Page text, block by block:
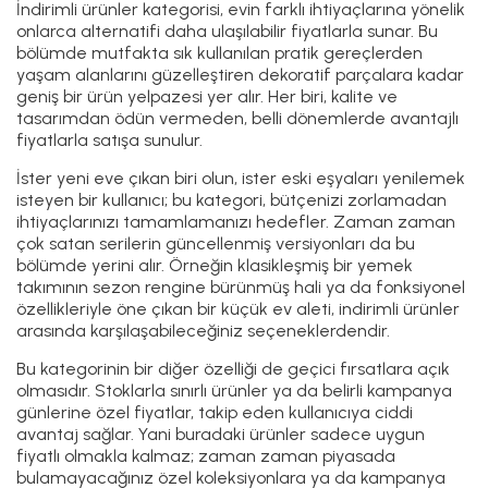
İndirimli ürünler kategorisi, evin farklı ihtiyaçlarına yönelik
onlarca alternatifi daha ulaşılabilir fiyatlarla sunar. Bu
bölümde mutfakta sık kullanılan pratik gereçlerden
yaşam alanlarını güzelleştiren dekoratif parçalara kadar
geniş bir ürün yelpazesi yer alır. Her biri, kalite ve
tasarımdan ödün vermeden, belli dönemlerde avantajlı
fiyatlarla satışa sunulur.
İster yeni eve çıkan biri olun, ister eski eşyaları yenilemek
isteyen bir kullanıcı; bu kategori, bütçenizi zorlamadan
ihtiyaçlarınızı tamamlamanızı hedefler. Zaman zaman
çok satan serilerin güncellenmiş versiyonları da bu
bölümde yerini alır. Örneğin klasikleşmiş bir yemek
takımının sezon rengine bürünmüş hali ya da fonksiyonel
özellikleriyle öne çıkan bir küçük ev aleti, indirimli ürünler
arasında karşılaşabileceğiniz seçeneklerdendir.
Bu kategorinin bir diğer özelliği de geçici fırsatlara açık
olmasıdır. Stoklarla sınırlı ürünler ya da belirli kampanya
günlerine özel fiyatlar, takip eden kullanıcıya ciddi
avantaj sağlar. Yani buradaki ürünler sadece uygun
fiyatlı olmakla kalmaz; zaman zaman piyasada
bulamayacağınız özel koleksiyonlara ya da kampanya